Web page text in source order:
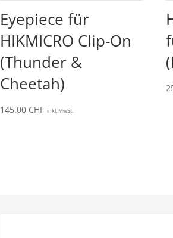
Eyepiece für
HIKMICRO Clip-On
(Thunder &
Cheetah)
145.00 CHF inkl. MwSt.